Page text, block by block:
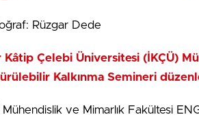
Rüzgar Dede
Kâtip Çelebi Üniversitesi (İKÇÜ)
Kalkınma Semineri
Mühendislik ve Mimarlık Fakültesi